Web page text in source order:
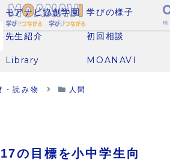
モアナビ協創学園 学びの様子
先生紹介 初回相談
Library MOANAVI
・読み物 人間
の目標を小中学生向